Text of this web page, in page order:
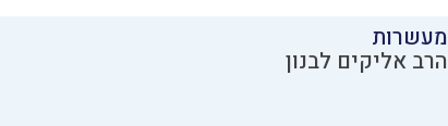
מעשרות
הרב אליקים לבנון